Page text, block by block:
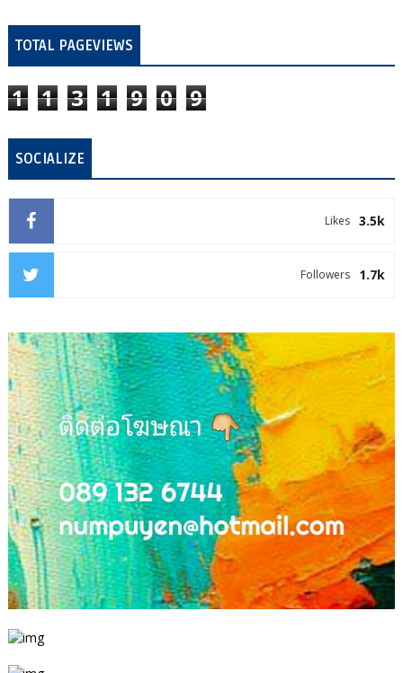
TOTAL PAGEVIEWS
1 1 3 1 9 0 9
SOCIALIZE
3.5k
Likes
1.7k
Followers